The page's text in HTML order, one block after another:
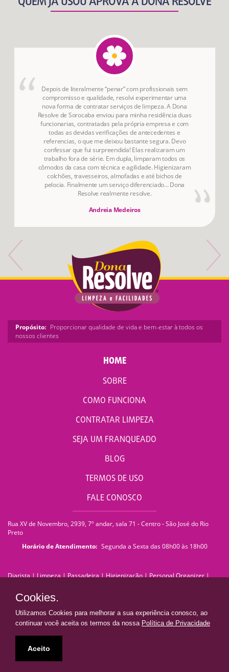
Depois de literalmente “penar” com profissionais sem
compromisso e qualidade, resolvi experimentar uma
nova forma de contratar serviços de limpeza. A Dona
Resolve de Sorocaba enviou para minha residência duas
funcionarias, contratadas pela própria empresa e com
todas as devidas verificações de antecedentes e
referencias, o que me deixou bastante segura. Devo
confessar que fui surpreendida! Elas realizaram um
trabalho fora de série. Em dupla, limparam todos os
cômodos da casa com técnica e agilidade. Higienizaram
colchões, travesseiros, almofadas e até bichos de
pelocia. Finalmente um serviço diferenciado... Dona
Resolve realmente resolve.
Andreia Medeiros
Propósito: Proporcionar qualidade de vida e bem-estar à todos os
nossos clientes
HOME
SOBRE
COMO FUNCIONA
CONTRATAR LIMPEZA
SEJA UM FRANQUEADO
BLOG
TERMOS DE USO
FALE CONOSCO
Rua XV de Novembro, 2939, 7º andar, sala 71 - Centro - São José do Rio
Preto
Horário de Atendimento: Segunda a Sexta das 08h00 às 18h00
Diarista|Limpeza|Passadeira|Higienização|Personal Organizer|
Serviços de Limpeza
Limpeza de Pedra
Estofados|Impermeabilização de Sofá |Impermeabilização de Estofados
Franquia de Limpeza| franquiadn@donaresolve.com
Cookies.
Utilizamos Cookies para melhorar a sua experiência conosco, ao
continuar você aceita os termos da nossa Política de Privacidade
Aceito